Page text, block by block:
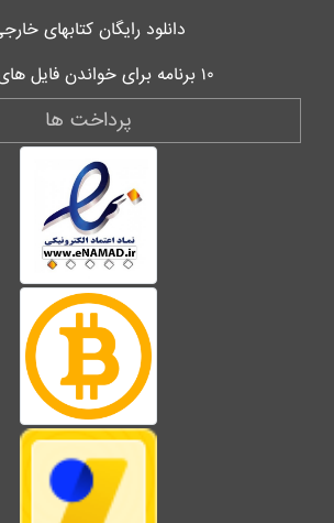
دانلود رایگان کتابهای خارجی
۱۰ برنامه برای خواندن فایل های PDF
پرداخت ها